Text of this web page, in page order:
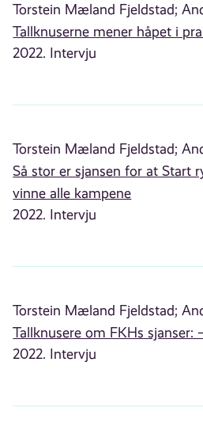
Torstein Mæland Fjeldstad;
Tallknuserne mener håpet i
2022. Intervju
Torstein Mæland Fjeldstad;
Så stor er sjansen for at Start
vinne alle kampene
2022. Intervju
Torstein Mæland Fjeldstad;
Tallknusere om FKHs sjanser:
2022. Intervju